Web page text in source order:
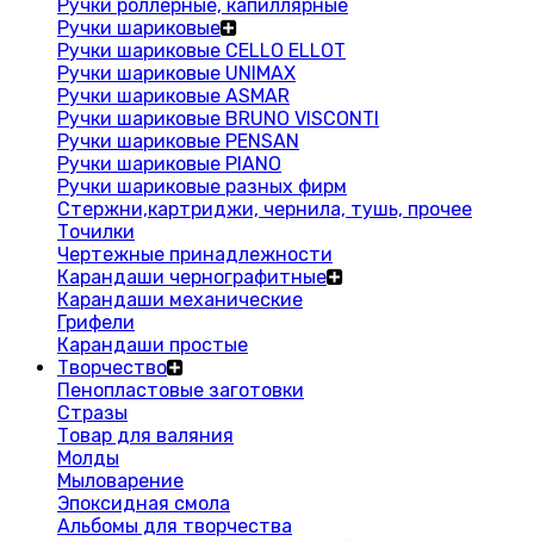
Ручки роллерные, капиллярные
Ручки шариковые
Ручки шариковые CELLO ELLOT
Ручки шариковые UNIMAX
Ручки шариковые ASMAR
Ручки шариковые BRUNO VISCONTI
Ручки шариковые PENSAN
Ручки шариковые PIANO
Ручки шариковые разных фирм
Стержни,картриджи, чернила, тушь, прочее
Точилки
Чертежные принадлежности
Карандаши чернографитные
Карандаши механические
Грифели
Карандаши простые
Творчество
Пенопластовые заготовки
Стразы
Товар для валяния
Молды
Мыловарение
Эпоксидная смола
Альбомы для творчества